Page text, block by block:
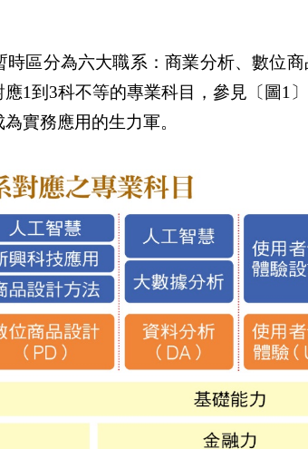
區分為六大職系：商業分析、數位
1到3科不等的專業科目，參見〔圖1
實務應用的生力軍。